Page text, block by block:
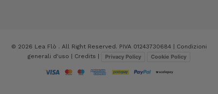
© 2026 Lea Flò . All Right Reserved. PIVA 01243730684 | Condizioni
generali d'uso
Credits Privacy Policy Cookie Policy